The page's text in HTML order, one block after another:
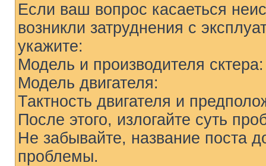
Если ваш вопрос касаеться
возникли затруднения с
укажите:
Модель и производителя сктера:
Модель двигателя:
Тактность двигателя и
После этого, излогайте суть
Не забывайте, название поста
проблемы.